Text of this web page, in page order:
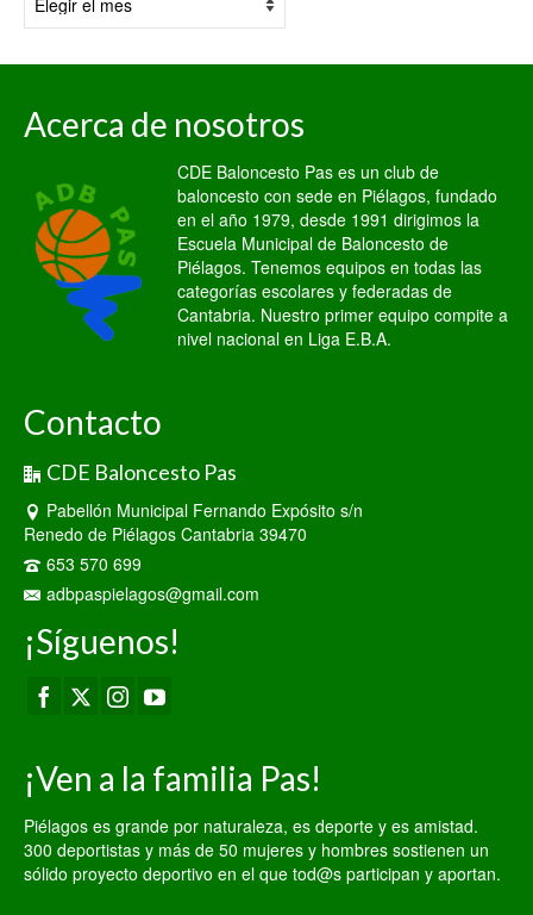
fecha:
Acerca de nosotros
CDE Baloncesto Pas es un club de
baloncesto con sede en Piélagos, fundado
en el año 1979, desde 1991 dirigimos la
Escuela Municipal de Baloncesto de
Piélagos. Tenemos equipos en todas las
categorías escolares y federadas de
Cantabria. Nuestro primer equipo compite a
nivel nacional en Liga E.B.A.
Contacto
CDE Baloncesto Pas
Pabellón Municipal Fernando Expósito s/n
Renedo de Piélagos Cantabria 39470
653 570 699
adbpaspielagos@gmail.com
¡Síguenos!
¡Ven a la familia Pas!
Piélagos es grande por naturaleza, es deporte y es amistad.
300 deportistas y más de 50 mujeres y hombres sostienen un
sólido proyecto deportivo en el que tod@s participan y aportan.